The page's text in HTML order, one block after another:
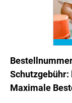
Schutzgebühr:
Maximale